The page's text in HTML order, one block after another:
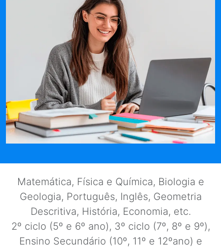
Matemática, Física e Química, Biologia e
Geologia, Português, Inglês, Geometria
Descritiva, História, Economia, etc.
2º ciclo (5º e 6º ano), 3º ciclo (7º, 8º e 9º),
Ensino Secundário (10º, 11º e 12ºano) e